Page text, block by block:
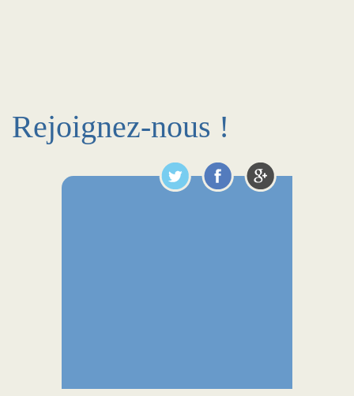
Rejoignez-nous !